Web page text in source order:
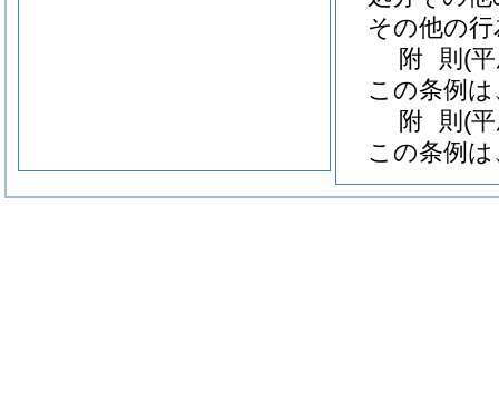
その他の
附 則 (
この条例
附 則 (
この条例